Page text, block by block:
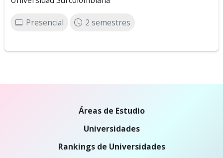
Presencial 2 semestres
Áreas de Estudio
Universidades
Rankings de Universidades